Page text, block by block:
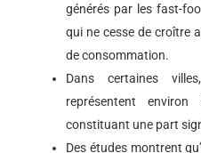
générés par les fast-
qui ne cesse de croître
de consommation.
Dans certaines
représentent
constituant une part
Des études montrent